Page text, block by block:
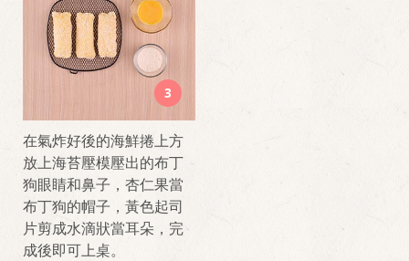
3
在氣炸好後的海鮮捲上方
放上海苔壓模壓出的布丁
狗眼睛和鼻子，杏仁果當
布丁狗的帽子，黃色起司
片剪成水滴狀當耳朵，完
成後即可上桌。